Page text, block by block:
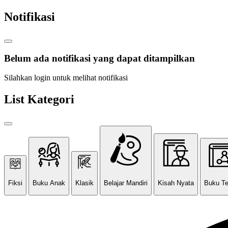
Notifikasi
Belum ada notifikasi yang dapat ditampilkan
Silahkan login untuk melihat notifikasi
List Kategori
Fiksi Buku Anak Klasik Belajar Mandiri Kisah Nyata Buku